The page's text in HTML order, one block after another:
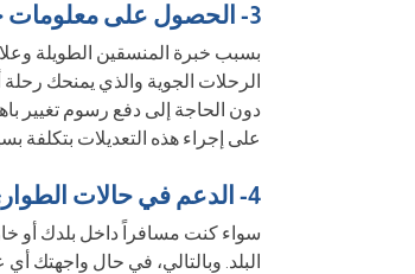
3- الحصول على معلومات حصرية:
بسبب خبرة المنسقين الطويلة
الرحلات الجوية والذي يمنحك
دون الحاجة إلى دفع رسوم تغيير
على إجراء هذه التعديلات بتكلفة
4- الدعم في حالات الطوارئ:
سواء كنت مسافراً داخل بلدك أو
البلد. وبالتالي، في حال